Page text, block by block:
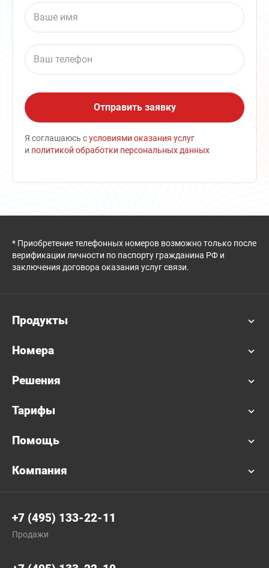
Я соглашаюсь сусловиями оказания услуг
и политикой обработки персональных данных
* Приобретение телефонных номеров возможно только после
верификации личности по паспорту гражданина РФ и
заключения договора оказания услуг связи.
Продукты
Номера
Решения
Тарифы
Помощь
Компания
+7 (495) 133-22-11
Продажи